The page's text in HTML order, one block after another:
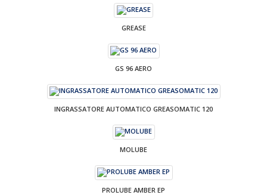
GREASE
GS 96 AERO
INGRASSATORE AUTOMATICO GREASOMATIC 120
MOLUBE
PROLUBE AMBER EP